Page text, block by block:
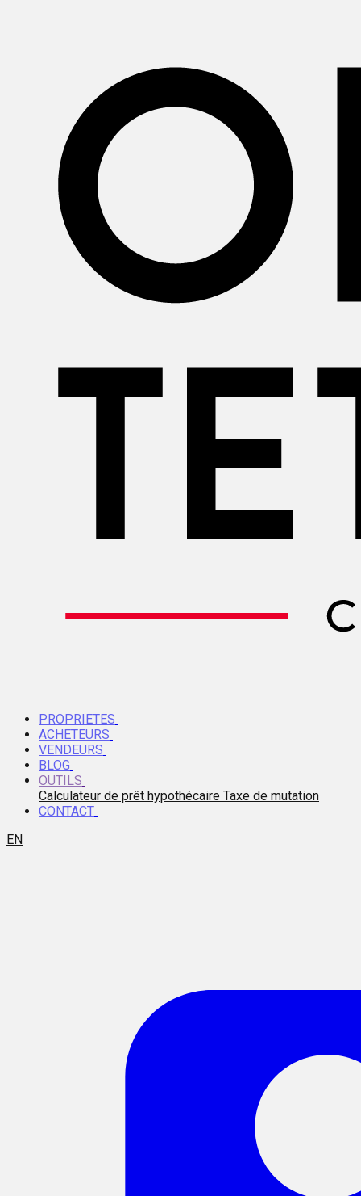
PROPRIETES
ACHETEURS
VENDEURS
BLOG
OUTILS
Calculateur de prêt hypothécaire Taxe de mutation
CONTACT
EN